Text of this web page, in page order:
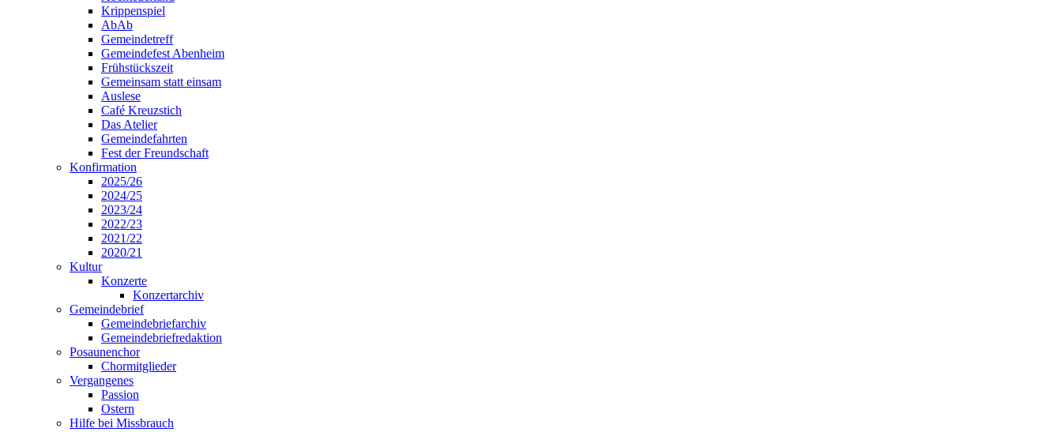
Krippenspiel
AbAb
Gemeindetreff
Gemeindefest Abenheim
Frühstückszeit
Gemeinsam statt einsam
Auslese
Café Kreuzstich
Das Atelier
Gemeindefahrten
Fest der Freundschaft
Konfirmation
2025/26
2024/25
2023/24
2022/23
2021/22
2020/21
Kultur
Konzerte
Konzertarchiv
Gemeindebrief
Gemeindebriefarchiv
Gemeindebriefredaktion
Posaunenchor
Chormitglieder
Vergangenes
Passion
Ostern
Hilfe bei Missbrauch